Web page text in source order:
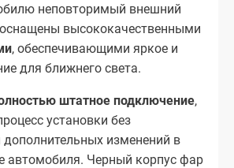
неповторимый внешний
высококачественными
, обеспечивающими яркое и
для ближнего света.
штатное подключение,
установки без
дополнительных изменений в
автомобиля. Черный корпус фар